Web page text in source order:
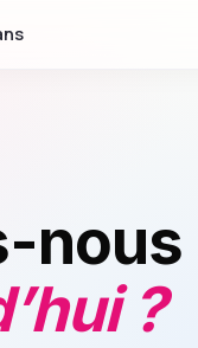
nous
?